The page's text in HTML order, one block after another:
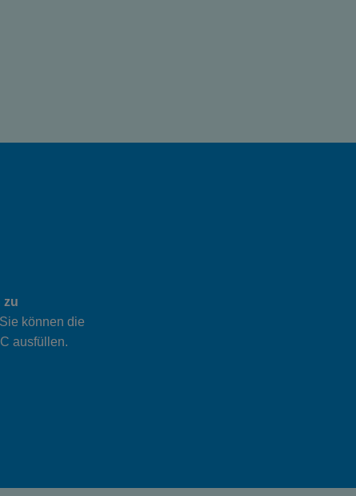
zu
können die
ausfüllen.